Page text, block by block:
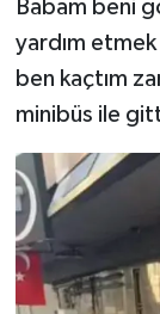
Babam beni
yardım etmek
ben kaçtım
minibüs ile